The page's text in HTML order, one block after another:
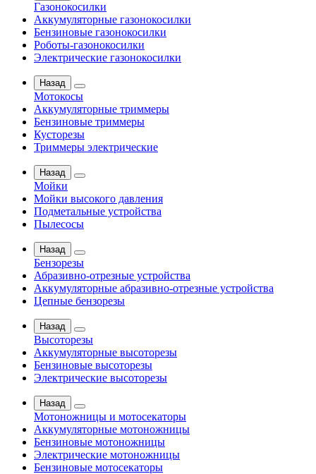
Газонокосилки
Аккумуляторные газонокосилки
Бензиновые газонокосилки
Роботы-газонокосилки
Электрические газонокосилки
Назад
Мотокосы
Аккумуляторные триммеры
Бензиновые триммеры
Кусторезы
Триммеры электрические
Назад
Мойки
Мойки высокого давления
Подметальные устройства
Пылесосы
Назад
Бензорезы
Абразивно-отрезные устройства
Аккумуляторные абразивно-отрезные устройства
Цепные бензорезы
Назад
Высоторезы
Аккумуляторные высоторезы
Бензиновые высоторезы
Электрические высоторезы
Назад
Мотоножницы и мотосекаторы
Аккумуляторные мотоножницы
Бензиновые мотоножницы
Электрические мотоножницы
Бензиновые мотосекаторы